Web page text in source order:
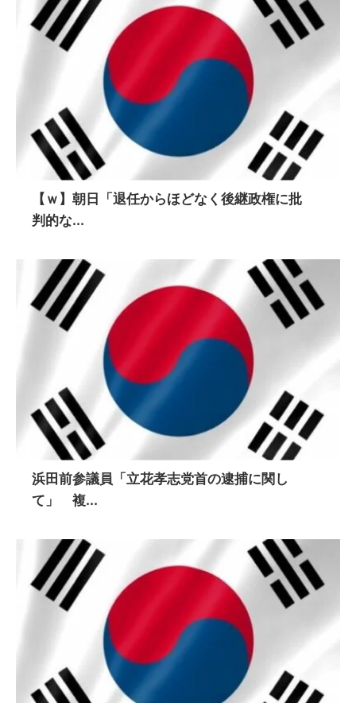
【ｗ】朝日「退任からほどなく後継政権に批
判的な...
浜田前参議員「立花孝志党首の逮捕に関し
て」 複...